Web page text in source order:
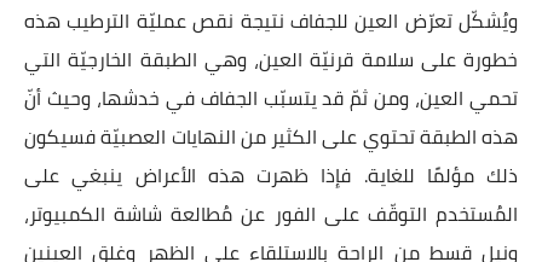
ويُشكّل تعرّض العين للجفاف نتيجة نقص عمليّة الترطيب هذه
خطورة على سلامة قرنيّة العين، وهي الطبقة الخارجيّة التي
تحمي العين، ومن ثمّ قد يتسبّب الجفاف في خدشها، وحيث أنّ
هذه الطبقة تحتوي على الكثير من النهايات العصبيّة فسيكون
ذلك مؤلمًا للغاية. فإذا ظهرت هذه الأعراض ينبغي على
المُستخدم التوقّف على الفور عن مُطالعة شاشة الكمبيوتر،
ونيل قسط من الراحة بالاستلقاء على الظهر وغلق العينين